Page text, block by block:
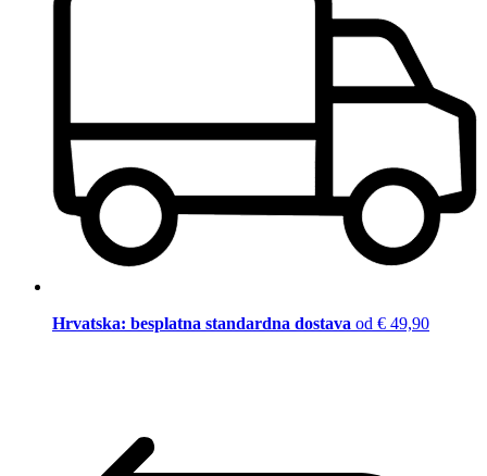
Hrvatska: besplatna standardna dostava od € 49,90